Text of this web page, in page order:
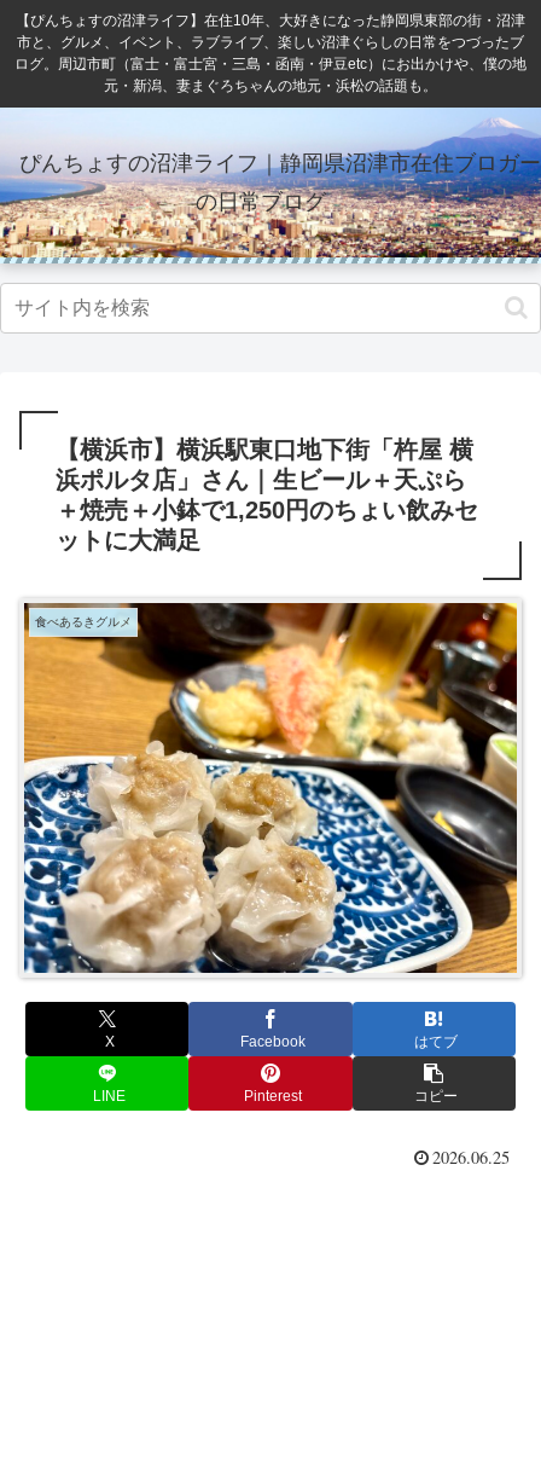
【ぴんちょすの沼津ライフ】在住10年、大好きになった静岡県東部の街・沼津
市と、グルメ、イベント、ラブライブ、楽しい沼津ぐらしの日常をつづったブ
ログ。周辺市町（富士・富士宮・三島・函南・伊豆etc）にお出かけや、僕の地
元・新潟、妻まぐろちゃんの地元・浜松の話題も。
ぴんちょすの沼津ライフ｜静岡県沼津市在住ブロガー
の日常ブログ
【横浜市】横浜駅東口地下街「杵屋 横
浜ポルタ店」さん｜生ビール＋天ぷら
＋焼売＋小鉢で1,250円のちょい飲みセ
ットに大満足
食べあるきグルメ
X Facebook はてブ
LINE Pinterest コピー
2026.06.25